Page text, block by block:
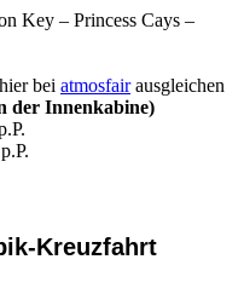
Key – Princess Cays –
bei atmosfairausgleichen
der Innenkabine)
Kreuzfahrt